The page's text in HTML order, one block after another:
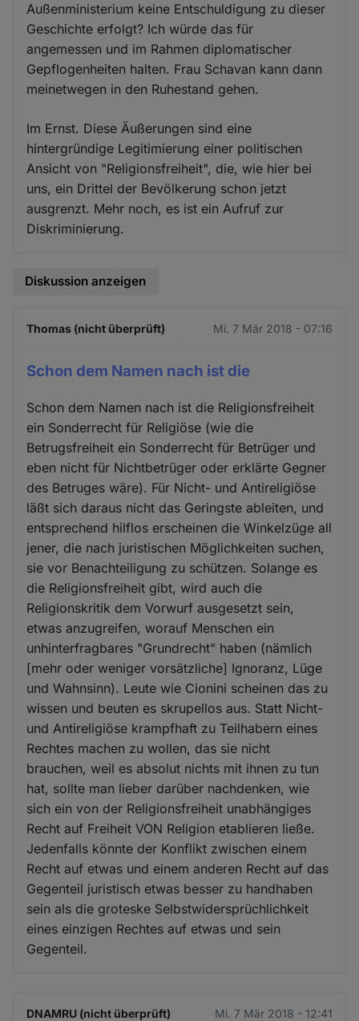
Außenministerium keine Entschuldigung zu dieser
Geschichte erfolgt? Ich würde das für
angemessen und im Rahmen diplomatischer
Gepflogenheiten halten. Frau Schavan kann dann
meinetwegen in den Ruhestand gehen.
Im Ernst. Diese Äußerungen sind eine
hintergründige Legitimierung einer politischen
Ansicht von "Religionsfreiheit", die, wie hier bei
uns, ein Drittel der Bevölkerung schon jetzt
ausgrenzt. Mehr noch, es ist ein Aufruf zur
Diskriminierung.
Diskussion anzeigen
Thomas (nicht überprüft) Mi. 7 Mär 2018 - 07:16
Schon dem Namen nach ist die
Schon dem Namen nach ist die Religionsfreiheit
ein Sonderrecht für Religiöse (wie die
Betrugsfreiheit ein Sonderrecht für Betrüger und
eben nicht für Nichtbetrüger oder erklärte Gegner
des Betruges wäre). Für Nicht- und Antireligiöse
läßt sich daraus nicht das Geringste ableiten, und
entsprechend hilflos erscheinen die Winkelzüge all
jener, die nach juristischen Möglichkeiten suchen,
sie vor Benachteiligung zu schützen. Solange es
die Religionsfreiheit gibt, wird auch die
Religionskritik dem Vorwurf ausgesetzt sein,
etwas anzugreifen, worauf Menschen ein
unhinterfragbares "Grundrecht" haben (nämlich
[mehr oder weniger vorsätzliche] Ignoranz, Lüge
und Wahnsinn). Leute wie Cionini scheinen das zu
wissen und beuten es skrupellos aus. Statt Nicht-
und Antireligiöse krampfhaft zu Teilhabern eines
Rechtes machen zu wollen, das sie nicht
brauchen, weil es absolut nichts mit ihnen zu tun
hat, sollte man lieber darüber nachdenken, wie
sich ein von der Religionsfreiheit unabhängiges
Recht auf Freiheit VON Religion etablieren ließe.
Jedenfalls könnte der Konflikt zwischen einem
Recht auf etwas und einem anderen Recht auf das
Gegenteil juristisch etwas besser zu handhaben
sein als die groteske Selbstwidersprüchlichkeit
eines einzigen Rechtes auf etwas und sein
Gegenteil.
DNAMRU (nicht überprüft) Mi. 7 Mär 2018 - 12:41